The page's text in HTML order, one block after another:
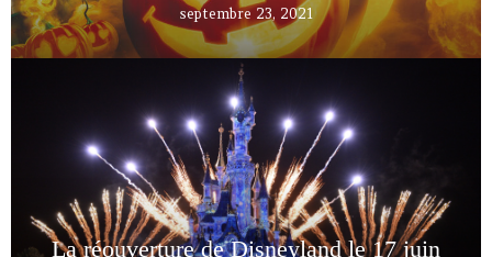
septembre 23, 2021
La réouverture de Disneyland le 17 juin